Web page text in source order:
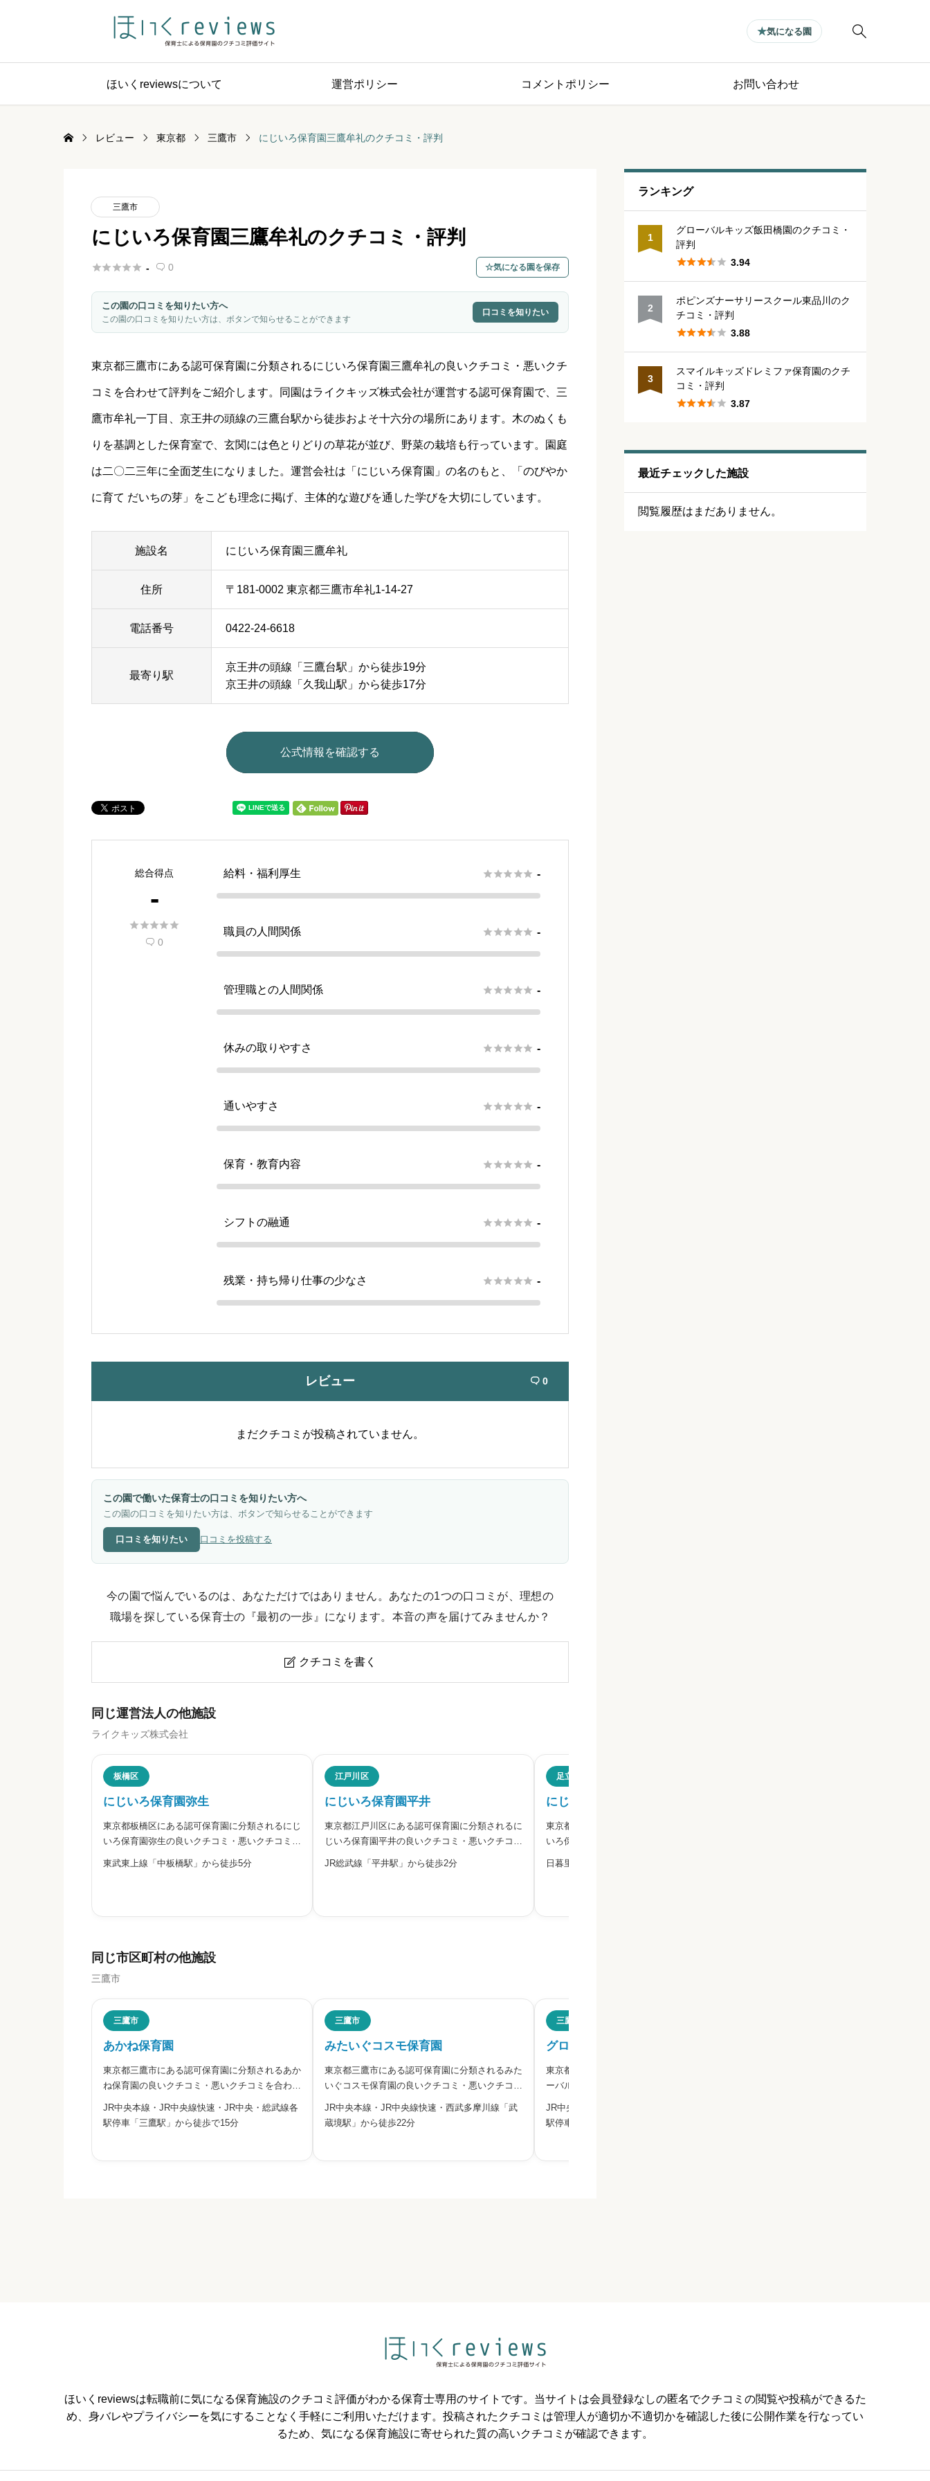

気になる園
ほいくreviewsについて 運営ポリシー コメントポリシー お問い合わせ
レビュー 東京都 三鷹市 にじいろ保育園三鷹牟礼のクチコミ・評判
三鷹市
にじいろ保育園三鷹牟礼のクチコミ・評判
 -  0 気になる園を保存
この園の口コミを知りたい方へ
この園の口コミを知りたい方は、ボタンで知らせることができます
口コミを知りたい
東京都三鷹市にある認可保育園に分類されるにじいろ保育園三鷹牟礼の良いクチコミ・悪いクチ
コミを合わせて評判をご紹介します。同園はライクキッズ株式会社が運営する認可保育園で、三
鷹市牟礼一丁目、京王井の頭線の三鷹台駅から徒歩およそ十六分の場所にあります。木のぬくも
りを基調とした保育室で、玄関には色とりどりの草花が並び、野菜の栽培も行っています。園庭
は二〇二三年に全面芝生になりました。運営会社は「にじいろ保育園」の名のもと、「のびやか
に育て だいちの芽」をこども理念に掲げ、主体的な遊びを通した学びを大切にしています。
施設名 にじいろ保育園三鷹牟礼
住所 〒181-0002 東京都三鷹市牟礼1-14-27
電話番号 0422-24-6618
最寄り駅
京王井の頭線「三鷹台駅」から徒歩19分
京王井の頭線「久我山駅」から徒歩17分
公式情報を確認する
総合得点
-

 0
給料・福利厚生  -
職員の人間関係  -
管理職との人間関係  -
休みの取りやすさ  -
通いやすさ  -
保育・教育内容  -
シフトの融通  -
残業・持ち帰り仕事の少なさ  -
レビュー  0
まだクチコミが投稿されていません。
この園で働いた保育士の口コミを知りたい方へ
この園の口コミを知りたい方は、ボタンで知らせることができます
口コミを知りたい 口コミを投稿する
今の園で悩んでいるのは、あなただけではありません。あなたの1つの口コミが、理想の
職場を探している保育士の『最初の一歩』になります。本音の声を届けてみませんか？
 クチコミを書く
ニックネーム 任意
※本名や誤解される名前の使用はご遠慮ください。
星の数をお選びください
職員の人間関係
管理職との人間関係
星の数をお選びください  
必須
星の数をお選びください 
同じ運営法人の他施設
ライクキッズ株式会社
板橋区
にじいろ保育園弥生
東京都板橋区にある認可保育園に分類されるにじ
いろ保育園弥生の良いクチコミ・悪いクチコミを
合わせて評判をご紹介します。ライクキッズ株式
東武東上線「中板橋駅」から徒歩5分
江戸川区
にじいろ保育園平井
東京都江戸川区にある認可保育園に分類されるに
じいろ保育園平井の良いクチコミ・悪いクチコミ
を合わせて評判をご紹介します。にじいろ保育園
JR総武線「平井駅」から徒歩2分
足立区
にじいろ保育園江北
東京都足立区にある認可保育園に分類されるにじ
いろ保育園江北の良いクチコミ・悪いクチコミを
合わせて評判をご紹介します。同園を運営するラ
日暮里舎人ライナー「江北駅」から徒歩5分
同じ市区町村の他施設
三鷹市
三鷹市
あかね保育園
東京都三鷹市にある認可保育園に分類されるあか
ね保育園の良いクチコミ・悪いクチコミを合わせ
て評判をご紹介します。三鷹市にある認可保育園
です。年齢の異なる子が関わる「まぜっこ保育」
JR中央本線・JR中央線快速・JR中央・総武線各
駅停車「三鷹駅」から徒歩で15分
三鷹市
みたいぐコスモ保育園
東京都三鷹市にある認可保育園に分類されるみた
いぐコスモ保育園の良いクチコミ・悪いクチコミ
を合わせて評判をご紹介します。株式会社コスモ
ズが運営する三鷹市の認可保育園です。周辺に公
JR中央本線・JR中央線快速・西武多摩川線「武
蔵境駅」から徒歩22分
三鷹市
グローバルキッズ三鷹園
東京都三鷹市にある認可保育園に分類されるグロ
ーバルキッズ三鷹園の良いクチコミ・悪いクチコ
ミを合わせて評判をご紹介します。グローバルキ
ッズが運営する三鷹市の認可保育園です。遊びを
JR中央本線・JR中央線快速・JR中央・総武線各
駅停車「三鷹駅」から徒歩10分
ランキング
1
グローバルキッズ飯田橋園のクチコミ・
評判
 3.94
2
ポピンズナーサリースクール東品川のク
チコミ・評判
 3.88
3
スマイルキッズドレミファ保育園のクチ
コミ・評判
 3.87
最近チェックした施設
閲覧履歴はまだありません。
ほいくreviewsは転職前に気になる保育施設のクチコミ評価がわかる保育士専用のサイトです。当サイトは会員登録なしの匿名でクチコミの閲覧や投稿ができるた
め、身バレやプライバシーを気にすることなく手軽にご利用いただけます。投稿されたクチコミは管理人が適切か不適切かを確認した後に公開作業を行なってい
るため、気になる保育施設に寄せられた質の高いクチコミが確認できます。